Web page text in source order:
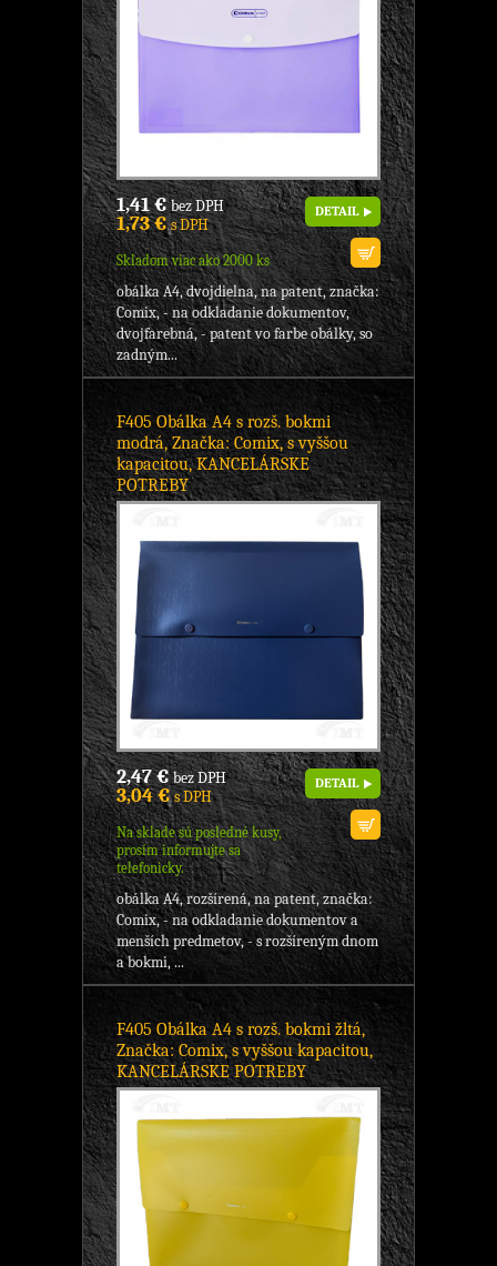
1,41 €bez DPH
1,73 €s DPH
Skladom viac ako 2000 ks
DETAIL
obálka A4, dvojdielna, na patent, značka:
Comix, - na odkladanie dokumentov,
dvojfarebná, - patent vo farbe obálky, so
zadným...
F405 Obálka A4 s rozš. bokmi
modrá, Značka: Comix, s vyššou
kapacitou, KANCELÁRSKE
POTREBY
2,47 €bez DPH
3,04 €s DPH
Na sklade sú posledné kusy,
prosím informujte sa
telefonicky.
DETAIL
obálka A4, rozšírená, na patent, značka:
Comix, - na odkladanie dokumentov a
menších predmetov, - s rozšíreným dnom
a bokmi, ...
F405 Obálka A4 s rozš. bokmi žltá,
Značka: Comix, s vyššou kapacitou,
KANCELÁRSKE POTREBY